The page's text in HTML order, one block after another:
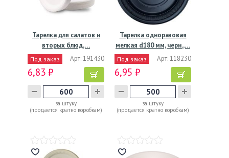
Тарелка для салатов и
вторых блюд,…
Под заказ Арт: 191430
6,83 ₽
за штуку
(продается кратно коробкам)
Тарелка одноразовая
мелкая d180 мм, черн.,…
Под заказ Арт: 118230
6,95 ₽
за штуку
(продается кратно коробкам)